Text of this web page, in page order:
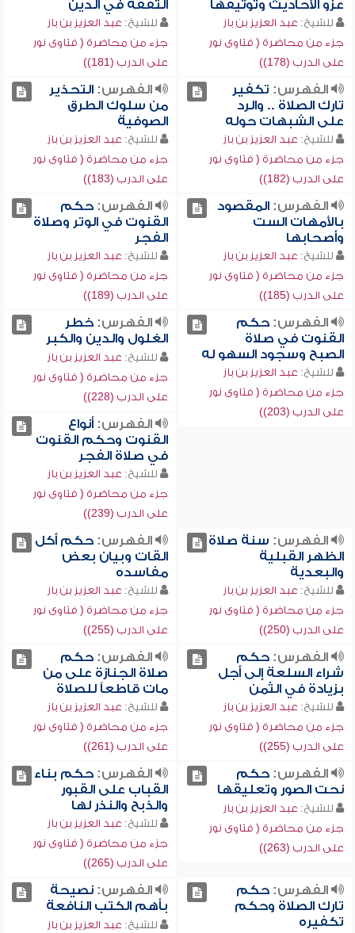
عزو الأحاديث وتوثيقها
للشيخ: عبد العزيز بن باز
جزء من محاضرة ( فتاوى نور
على الدرب (178))
التفقه في الدين
للشيخ: عبد العزيز بن باز
جزء من محاضرة ( فتاوى نور
على الدرب (181))
الفهرس: تكفير
تارك الصلاة .. والرد
على الشبهات حوله
للشيخ: عبد العزيز بن باز
جزء من محاضرة ( فتاوى نور
على الدرب (182))
الفهرس:التحذير
من سلوك الطرق
الصوفية
للشيخ: عبد العزيز بن باز
جزء من محاضرة ( فتاوى نور
على الدرب (183))
الفهرس:المقصود
بالأمهات الست
وأصحابها
للشيخ: عبد العزيز بن باز
جزء من محاضرة ( فتاوى نور
على الدرب (185))
الفهرس:حكم
القنوت في الوتر وصلاة
الفجر
للشيخ: عبد العزيز بن باز
جزء من محاضرة ( فتاوى نور
على الدرب (189))
الفهرس:حكم
القنوت في صلاة
الصبح وسجود السهو له
للشيخ: عبد العزيز بن باز
جزء من محاضرة ( فتاوى نور
على الدرب (203))
الفهرس:خطر
الغلول والدين والكبر
للشيخ: عبد العزيز بن باز
جزء من محاضرة ( فتاوى نور
على الدرب (228))
الفهرس:أنواع
القنوت وحكم القنوت
في صلاة الفجر
للشيخ: عبد العزيز بن باز
جزء من محاضرة ( فتاوى نور
على الدرب (239))
الفهرس: سنة صلاة
الظهر القبلية
والبعدية
للشيخ: عبد العزيز بن باز
جزء من محاضرة ( فتاوى نور
على الدرب (250))
الفهرس:حكم أكل
القات وبيان بعض
مفاسده
للشيخ: عبد العزيز بن باز
جزء من محاضرة ( فتاوى نور
على الدرب (255))
الفهرس:حكم
شراء السلعة إلى أجل
بزيادة في الثمن
للشيخ: عبد العزيز بن باز
جزء من محاضرة ( فتاوى نور
على الدرب (255))
الفهرس:حكم
صلاة الجنازة على من
مات قاطعاً للصلاة
للشيخ: عبد العزيز بن باز
جزء من محاضرة ( فتاوى نور
على الدرب (261))
الفهرس:حكم
نحت الصور وتعليقها
للشيخ: عبد العزيز بن باز
جزء من محاضرة ( فتاوى نور
على الدرب (263))
الفهرس:حكم بناء
القباب على القبور
والذبح والنذر لها
للشيخ: عبد العزيز بن باز
جزء من محاضرة ( فتاوى نور
على الدرب (265))
الفهرس:حكم
تارك الصلاة وحكم
تكفيره
الفهرس:نصيحة
بأهم الكتب النافعة
للشيخ: عبد العزيز بن باز